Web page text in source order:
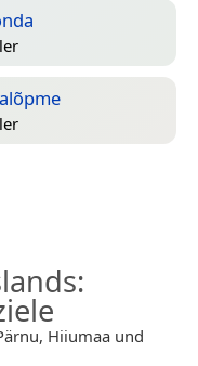
:
Hiiumaa und